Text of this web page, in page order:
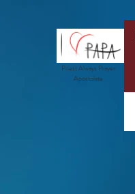
Priest Always Prayer
Apostolate